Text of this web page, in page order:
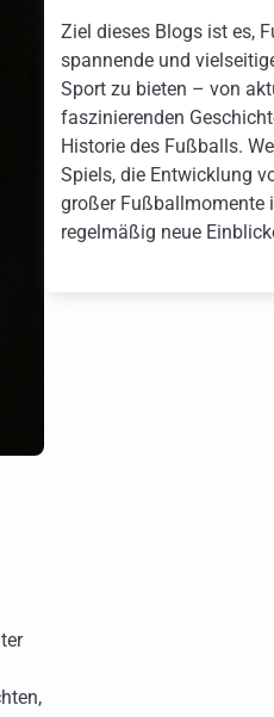
Ziel dieses Blogs ist es,
spannende und
Sport zu bieten – von
faszinierenden
Historie des Fußballs.
Spiels, die Entwicklung
großer Fußballmomente
regelmäßig neue